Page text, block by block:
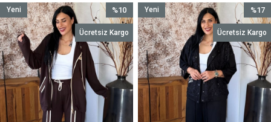
%10
İndirim
%10İndirim
Ücretsiz Kargo
Yeni
Ürün
%17
İndirim
Ücretsiz Kargo
Yeni
Ürün